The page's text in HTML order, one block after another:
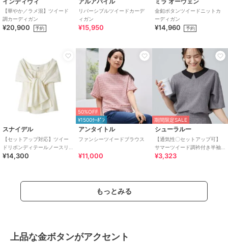
【華やか／ラメ混】ツイード
調カーディガン
¥20,900 予約
リバーシブルツイードカーデ
ィガン
¥15,950
金釦ボタンツイードニットカ
ーディガン
¥14,960 予約
スナイデル
【セットアップ対応】ツイー
ドリボンディテールノースリ
ブラウス
¥14,300
50%OFF
¥1500ｸｰﾎﾟﾝ
アンタイトル
ファンシーツイードブラウス
¥11,000
期間限定SALE
シューラルー
【通気性〇セットアップ可】
サマーツイード調衿付き半袖
ブラウス
¥3,323
もっとみる
上品な金ボタンがアクセント